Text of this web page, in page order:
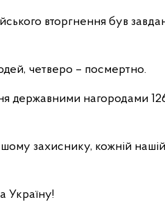
вторгнення був
четверо – посмертно.
державними нагородами
захиснику, кожній
Україну!